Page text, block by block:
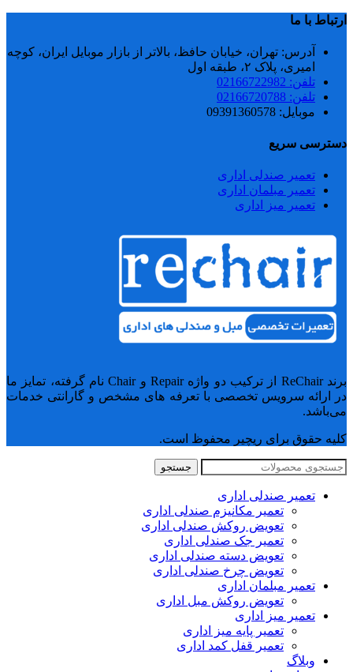
ارتباط با ما
آدرس: تهران، خیابان حافظ، بالاتر از بازار موبایل ایران، کوچه
امیری، پلاک ۲، طبقه اول
تلفن: 02166722982
تلفن: 02166720788
موبایل: 09391360578
دسترسی سریع
تعمیر صندلی اداری
تعمیر مبلمان اداری
تعمیر میز اداری
برند ReChair از ترکیب دو واژه Repair و Chair نام گرفته، تمایز ما
در ارائه سرویس تخصصی با تعرفه های مشخص و گارانتی خدمات
می‌باشد.
کلیه حقوق برای ریچیر محفوظ است.
جستجو
تعمیر صندلی اداری
تعمیر مکانیزم صندلی اداری
تعویض روکش صندلی اداری
تعمیر جک صندلی اداری
تعویض دسته صندلی اداری
تعویض چرخ صندلی اداری
تعمیر مبلمان اداری
تعویض روکش مبل اداری
تعمیر میز اداری
تعمیر پایه میز اداری
تعمیر قفل کمد اداری
وبلاگ